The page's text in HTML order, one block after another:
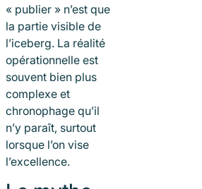
« publier » n’est que
la partie visible de
l’iceberg. La réalité
opérationnelle est
souvent bien plus
complexe et
chronophage qu’il
n’y paraît, surtout
lorsque l’on vise
l’excellence.